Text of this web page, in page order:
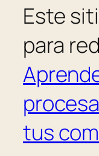
Este
para
tus